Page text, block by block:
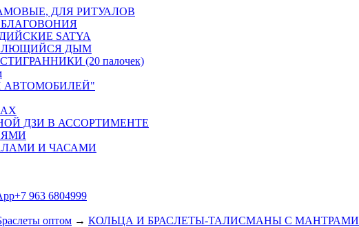
ДЛЯ РИТУАЛОВ
SATYA
ДЫМ
(20 палочек)
АВТОМОБИЛЕЙ"
ДЗИ В АССОРТИМЕНТЕ
И ЧАСАМИ
963 6804999
оптом → КОЛЬЦА И БРАСЛЕТЫ-ТАЛИСМАНЫ С МАНТРАМИ